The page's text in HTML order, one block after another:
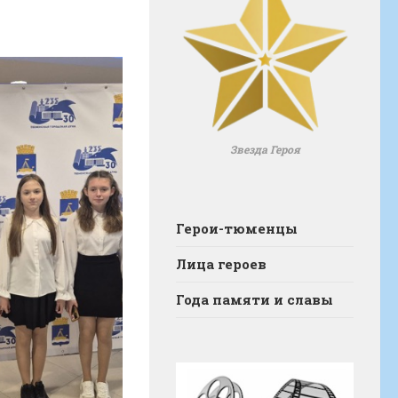
Звезда Героя
Герои-тюменцы
Лица героев
Года памяти и славы